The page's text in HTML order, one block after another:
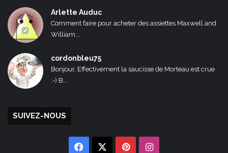
Arlette Auduc
Comment faire pour acheter des assiettes Maxwell and
William...
cordonbleu75
Bonjour, Effectivement la saucisse de Morteau est crue
:-) B...
SUIVEZ-NOUS
Facebook PinterestInstagram